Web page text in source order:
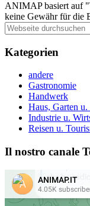
ANIMAP basiert auf
keine Gewähr für die
Seitenspalte
Webseite
durchsuchen
Kategorien
andere
Gastronomie
Handwerk
Haus, Garten u.
Industrie u.
Reisen u.
Il nostro canale